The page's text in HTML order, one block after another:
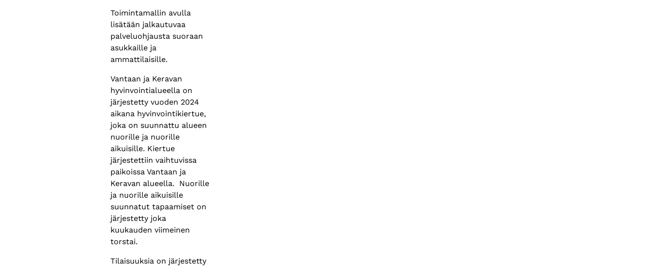
Toimintamallin avulla
lisätään jalkautuvaa
palveluohjausta suoraan
asukkaille ja
ammattilaisille.
Vantaan ja Keravan
hyvinvointialueella on
järjestetty vuoden 2024
aikana hyvinvointikiertue,
joka on suunnattu alueen
nuorille ja nuorille
aikuisille. Kiertue
järjestettiin vaihtuvissa
paikoissa Vantaan ja
Keravan alueella. Nuorille
ja nuorille aikuisille
suunnatut tapaamiset on
järjestetty joka
kuukauden viimeinen
torstai.
Tilaisuuksia on järjestetty